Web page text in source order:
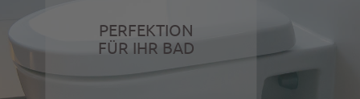
PERFEKTION
FÜR IHR BAD